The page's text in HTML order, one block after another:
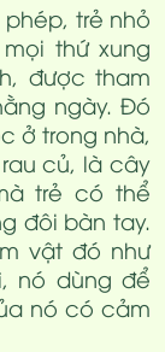
trẻ nhỏ
thứ xung
được tham
ngày. Đó
ở trong nhà,
củ, là cây
trẻ có thể
đôi bàn tay.
vật đó như
nó dùng để
nó có cảm